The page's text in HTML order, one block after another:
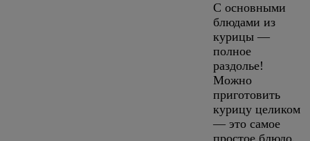
С основными
блюдами из
курицы —
полное
раздолье!
Можно
приготовить
курицу целиком
— это самое